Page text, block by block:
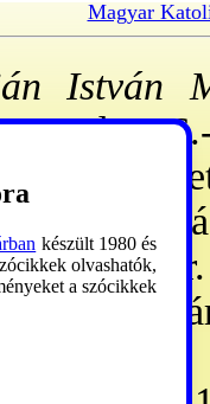
Magyar
István
dec.
29:
tört-
készült 1980 és
olvashatók,
a szócikkek